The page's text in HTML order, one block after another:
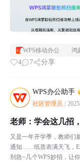
WPS移动办公 鸿
4 7 分享
WPS办公助手
社区管理员
老师：学会这几招
又是一年开学季，教师们
通知……纸质表满天飞，
别急~几个WPS妙招，让